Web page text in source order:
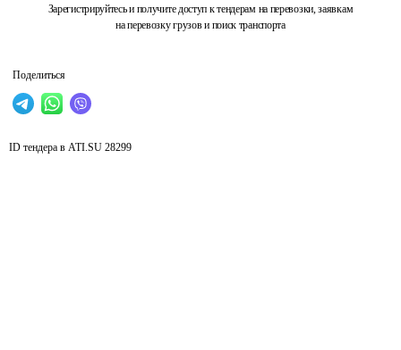
Зарегистрируйтесь и получите доступ к тендерам на перевозки, заявкам
на перевозку грузов и поиск транспорта
Поделиться
ID тендера в ATI.SU 28299